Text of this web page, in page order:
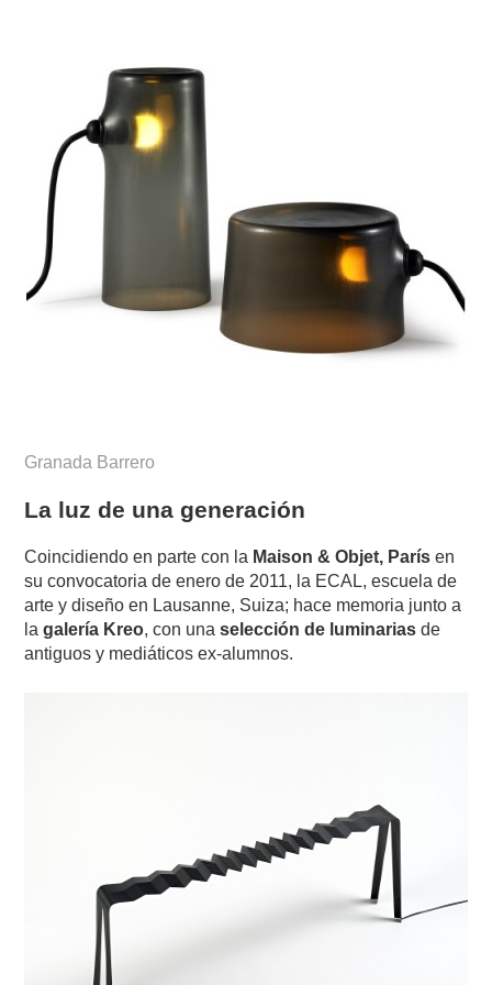
Granada Barrero
La luz de una generación
Coincidiendo en parte con la Maison & Objet, París en
su convocatoria de enero de 2011, la ECAL, escuela de
arte y diseño en Lausanne, Suiza; hace memoria junto a
lagalería Kreo, con unaselección de luminarias de
antiguos y mediáticos ex-alumnos.